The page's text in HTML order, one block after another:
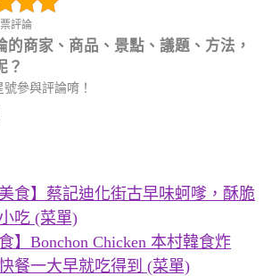
評論
的商家、商品、景點、議題、方法，
？
參與評論唷！
美食】蔡記迪化街古早味蚵嗲，酥脆
吃 (菜單)
】Bonchon Chicken 本村韓食炸
餐一大早就吃得到 (菜單)